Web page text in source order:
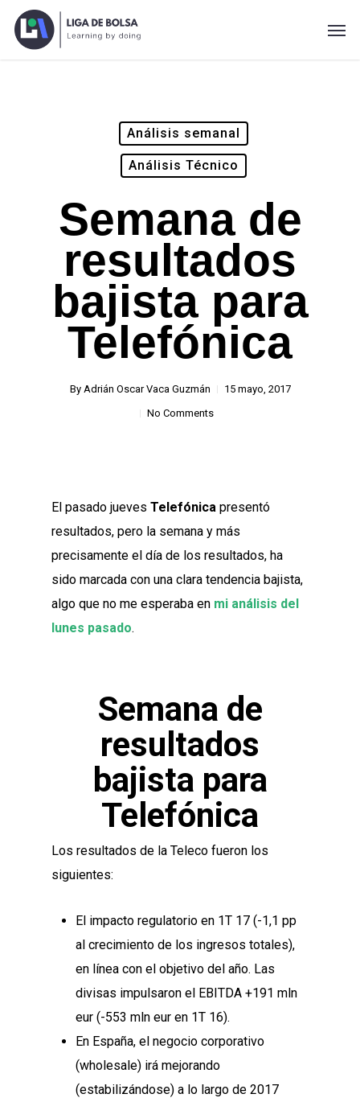
Skip
Análisis semanal
Análisis Técnico
Semana de
resultados
bajista para
Telefónica
By Adrián Oscar Vaca Guzmán
15 mayo, 2017
No Comments
El pasado jueves Telefónica presentó
resultados, pero la semana y más
precisamente el día de los resultados, ha
sido marcada con una clara tendencia bajista,
algo que no me esperaba en mi análisis del
lunes pasado.
Semana de
resultados
bajista para
Telefónica
Los resultados de la Teleco fueron los
siguientes:
El impacto regulatorio en 1T 17 (-1,1 pp
al crecimiento de los ingresos totales),
en línea con el objetivo del año. Las
divisas impulsaron el EBITDA +191 mln
eur (-553 mln eur en 1T 16).
En España, el negocio corporativo
(wholesale) irá mejorando
(estabilizándose) a lo largo de 2017